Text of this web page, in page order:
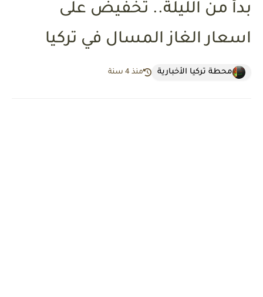
بدأً من الليلة.. تخفيض على
اسعار الغاز المسال في تركيا
محطة تركيا الأخبارية منذ 4 سنة